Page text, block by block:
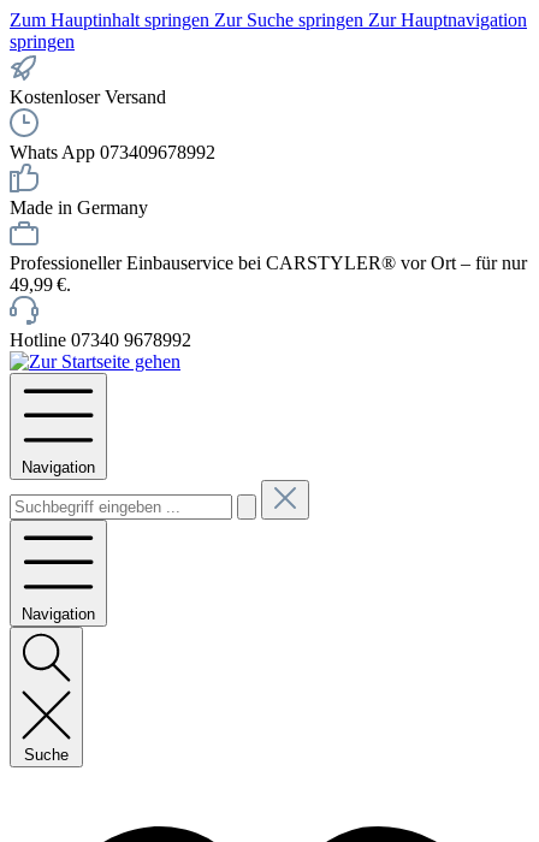
Zum Hauptinhalt springen Zur Suche springen Zur Hauptnavigation
springen
Kostenloser Versand
Whats App 073409678992
Made in Germany
Professioneller Einbauservice bei CARSTYLER® vor Ort – für nur
49,99 €.
Hotline 07340 9678992
Navigation
Navigation
Suche